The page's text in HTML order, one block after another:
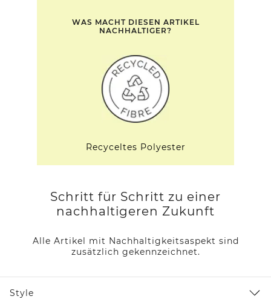
WAS MACHT DIESEN ARTIKEL
NACHHALTIGER?
Recyceltes Polyester
Schritt für Schritt zu einer
nachhaltigeren Zukunft
Alle Artikel mit Nachhaltigkeitsaspekt sind
zusätzlich gekennzeichnet.
Style